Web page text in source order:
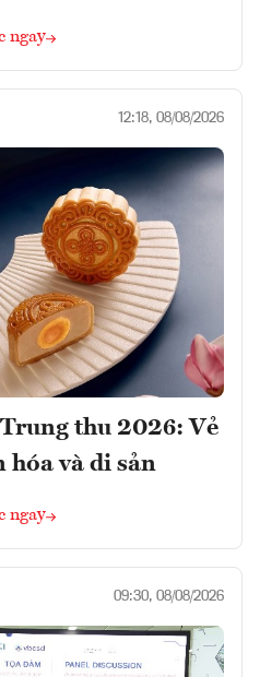
ngay
12:18, 08/08/2026
thu 2026: Vẻ
hóa và di sản
ngay
09:30, 08/08/2026